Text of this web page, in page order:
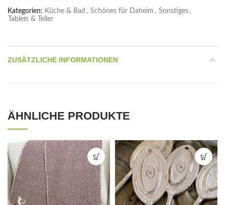
Kategorien: Küche & Bad , Schönes für Daheim , Sonstiges ,
Tablett & Teller
ZUSÄTZLICHE INFORMATIONEN
ÄHNLICHE PRODUKTE